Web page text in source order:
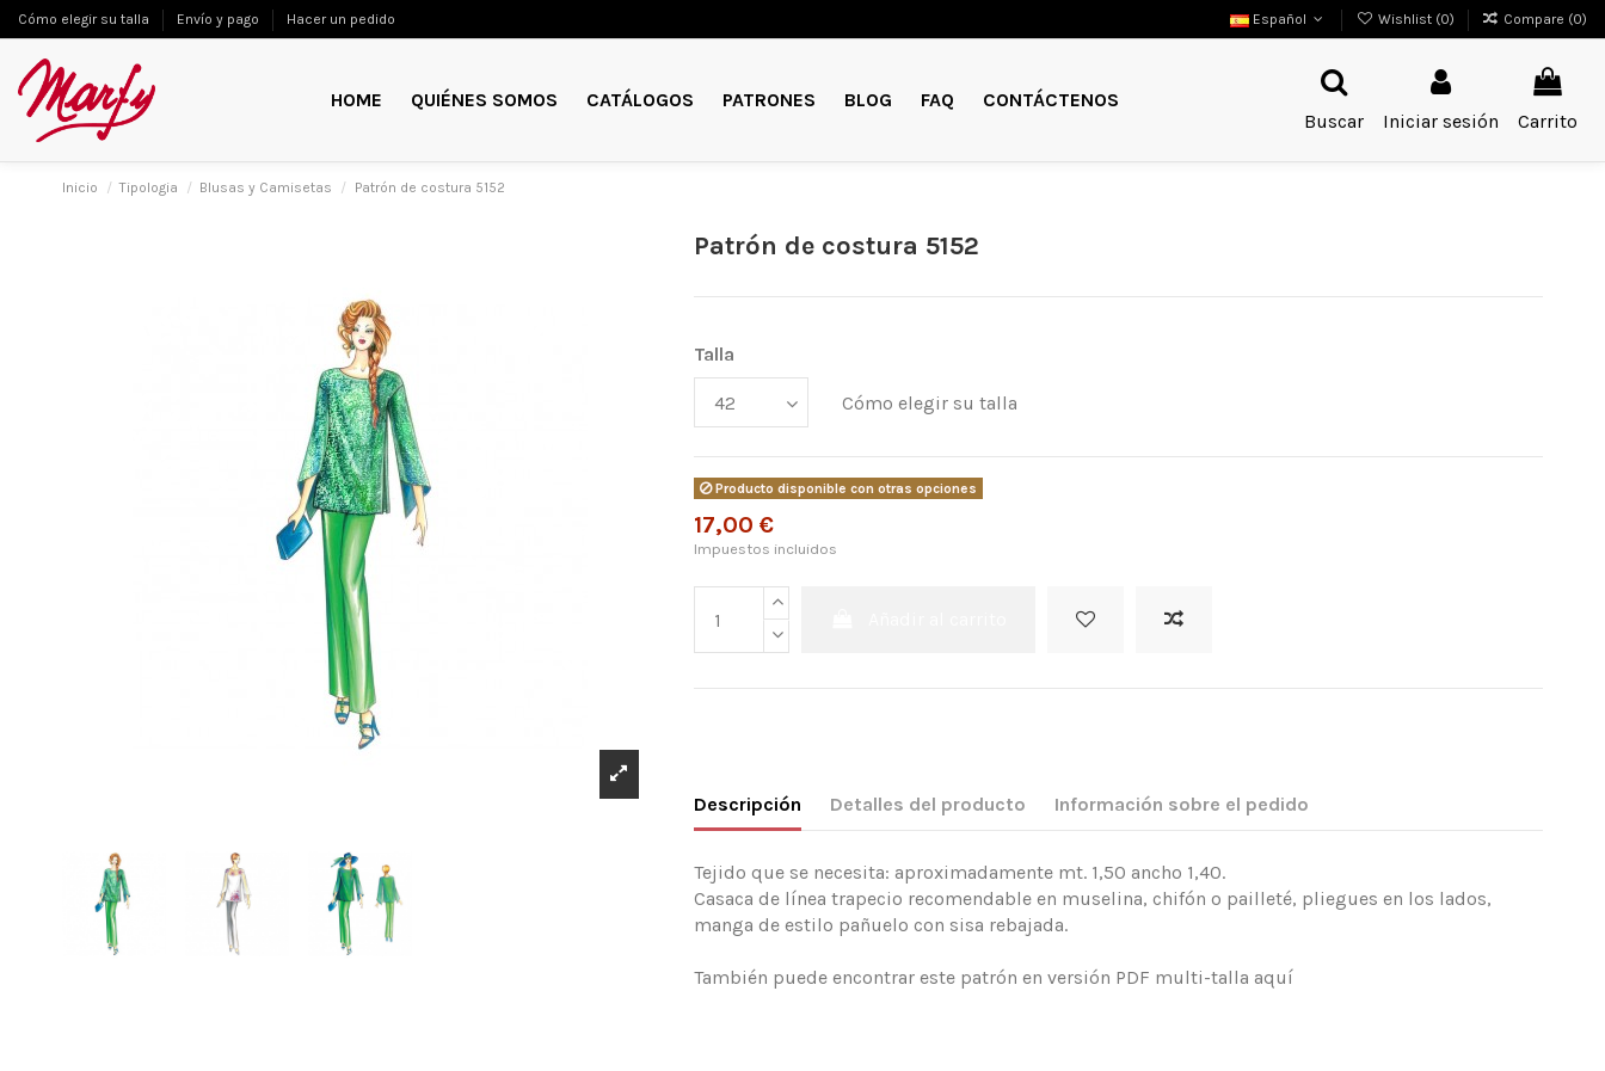
Cómo elegir su talla Envío y pago Hacer un pedido Español Wishlist (0) Compare (0)
HOME QUIÉNES SOMOS CATÁLOGOS PATRONES BLOG FAQ
CONTÁCTENOS
Buscar
Iniciar sesión Carrito
Inicio Tipologia Blusas y Camisetas Patrón de costura 5152
Patrón de costura 5152
Talla
Cómo elegir su talla
Producto disponible con otras opciones
17,00 €
Impuestos incluidos
Descripción Detalles del producto Información sobre el pedido
Tejido que se necesita: aproximadamente mt. 1,50 ancho 1,40.
Casaca de línea trapecio recomendable en muselina, chifón o pailleté, pliegues en los lados,
manga de estilo pañuelo con sisa rebajada.
También puede encontrar este patrón en versión PDF multi-tallaaquí